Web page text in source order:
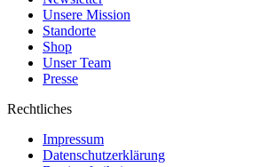
Unsere Mission
Standorte
Shop
Unser Team
Presse
Rechtliches
Impressum
Datenschutzerklärung